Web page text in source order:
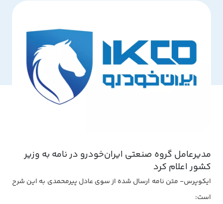
مدیرعامل گروه صنعتی ایران‌خودرو در نامه به وزیر
کشور اعلام کرد
ایکوپرس- متن نامه ارسال شده از سوی عادل پیرمحمدی به این شرح
است: